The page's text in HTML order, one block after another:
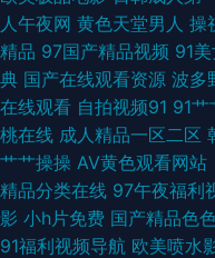
午夜 91真人在线实操 国产日
也俺去了 久久人妻精品 手机免
机午夜开放 婷婷五月天社区 91
线看 丁香婷婷丝臀国产 欧美
高清电影免费网 欧黑性爱 性爱
人午夜网 黄色天堂男人 操
精品 97国产精品视频 91
典 国产在线观看资源 波多
在线观看 自拍视频91 91艹
桃在线 成人精品一区二区
艹艹操操 AV黄色观看网站
精品分类在线 97午夜福利
影 小h片免费 国产精品色
91福利视频导航 欧美喷水